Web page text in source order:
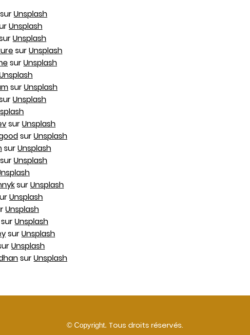
surUnsplash
Unsplash
Unsplash
surUnsplash
surUnsplash
surUnsplash
Unsplash
surUnsplash
surUnsplash
surUnsplash
surUnsplash
surUnsplash
Unsplash
Unsplash
surUnsplash
surUnsplash
Unsplash
surUnsplash
© Copyright. Tous droits réservés.